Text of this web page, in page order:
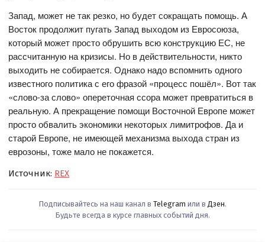
Запад, может не так резко, но будет сокращать помощь. А
Восток продолжит пугать Запад выходом из Евросоюза,
который может просто обрушить всю конструкцию ЕС, не
рассчитанную на кризисы. Но в действительности, никто
выходить не собирается. Однако надо вспомнить одного
известного политика с его фразой «процесс пошёл». Вот так
«слово-за слово» опереточная ссора может превратиться в
реальную. А прекращение помощи Восточной Европе может
просто обвалить экономики некоторых лимитрофов. Да и
старой Европе, не имеющей механизма выхода стран из
еврозоны, тоже мало не покажется.
Источник: REX
Подписывайтесь на наш канал в Telegram или в Дзен.
Будьте всегда в курсе главных событий дня.